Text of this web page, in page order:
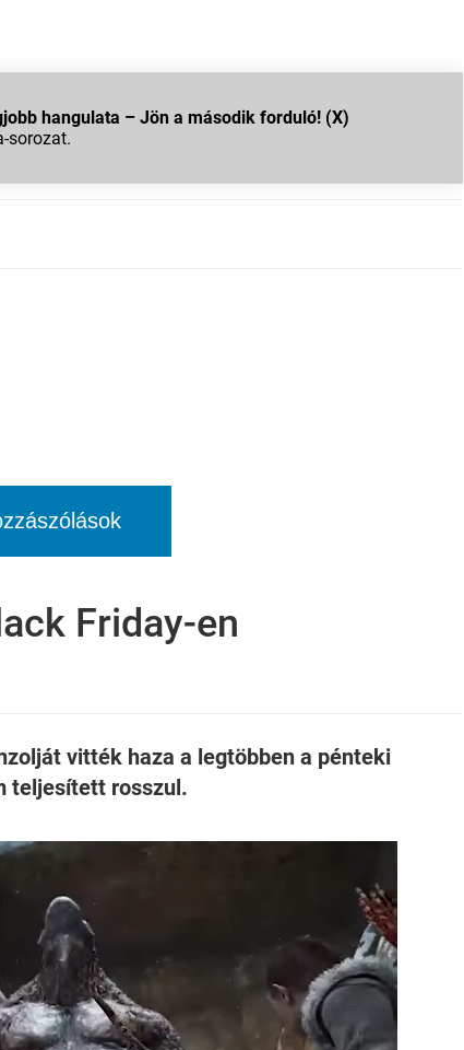
hangulata – Jön a második forduló! (X)
sorozat.
Friday-en
vitték haza a legtöbben a pénteki
teljesített rosszul.